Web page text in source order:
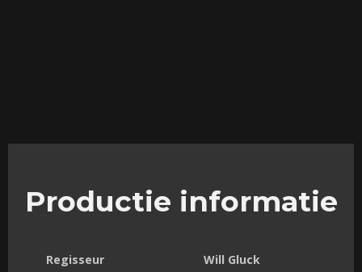
Productie informatie
Regisseur Will Gluck